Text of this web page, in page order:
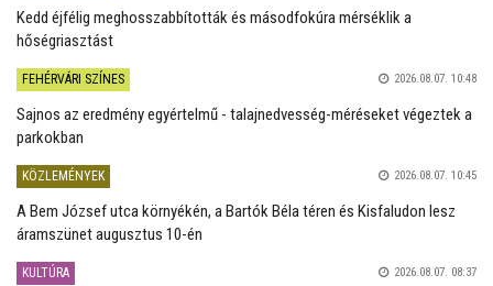
Kedd éjfélig meghosszabbították és másodfokúra mérséklik a
hőségriasztást
FEHÉRVÁRI SZÍNES 2026.08.07. 10:48
Sajnos az eredmény egyértelmű - talajnedvesség-méréseket végeztek a
parkokban
KÖZLEMÉNYEK 2026.08.07. 10:45
A Bem József utca környékén, a Bartók Béla téren és Kisfaludon lesz
áramszünet augusztus 10-én
KULTÚRA 2026.08.07. 08:37